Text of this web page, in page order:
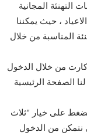
التهنئة المجانية
، حيث يمكننا
المناسبة من خلال
من خلال الدخول
الصفحة الرئيسية
على خيار "ثلاث
من الدخول